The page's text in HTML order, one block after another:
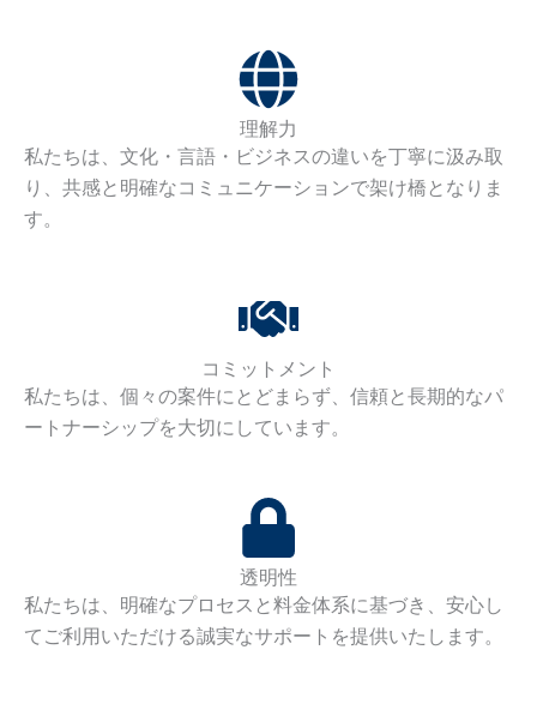
理解力
私たちは、文化・言語・ビジネスの違いを丁寧に汲み取
り、共感と明確なコミュニケーションで架け橋となりま
す。
コミットメント
私たちは、個々の案件にとどまらず、信頼と長期的なパ
ートナーシップを大切にしています。
透明性
私たちは、明確なプロセスと料金体系に基づき、安心し
てご利用いただける誠実なサポートを提供いたします。